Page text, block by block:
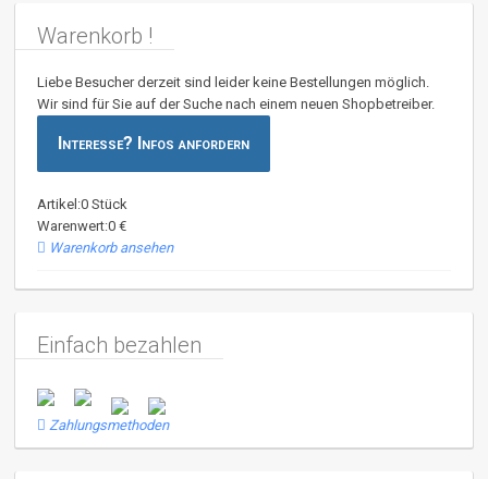
Warenkorb !
Liebe Besucher derzeit sind leider keine Bestellungen möglich.
Wir sind für Sie auf der Suche nach einem neuen Shopbetreiber.
Interesse? Infos anfordern
Artikel:0 Stück
Warenwert:0 €
Warenkorb ansehen
Einfach bezahlen
Zahlungsmethoden